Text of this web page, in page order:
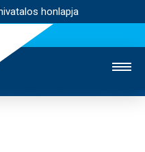
honlapja